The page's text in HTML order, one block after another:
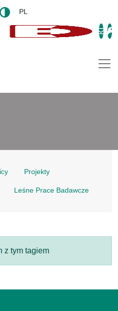
PL
Projekty
Leśne Prace Badawcze
z tym tagiem